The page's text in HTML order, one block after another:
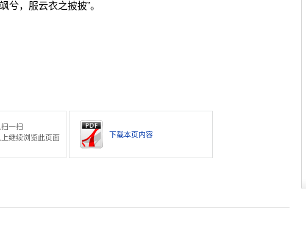
，服云衣之披披”。
一扫
继续浏览此页面
下载本页内容